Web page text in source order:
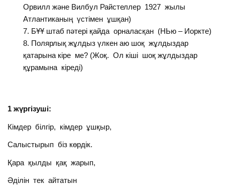
Орвилл және Вилбул Райстеллер 1927 жылы
Атлантиканың үстімен ұшқан)
БҰҰ штаб пәтері қайда орналасқан (НЬю – Иоркте)
Полярлық жұлдыз үлкен аю шоқ жұлдыздар
қатарына кіре ме? (Жоқ. Ол кіші шоқ жұлдыздар
құрамына кіреді)
1 жүргізуші:
Кімдер білгір, кімдер ұшқыр,
Салыстырып біз көрдік.
Қара қылды қақ жарып,
Әділін тек айтатын